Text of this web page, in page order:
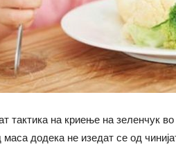
тактика на криење на зеленчук
маса додека не изедат се од